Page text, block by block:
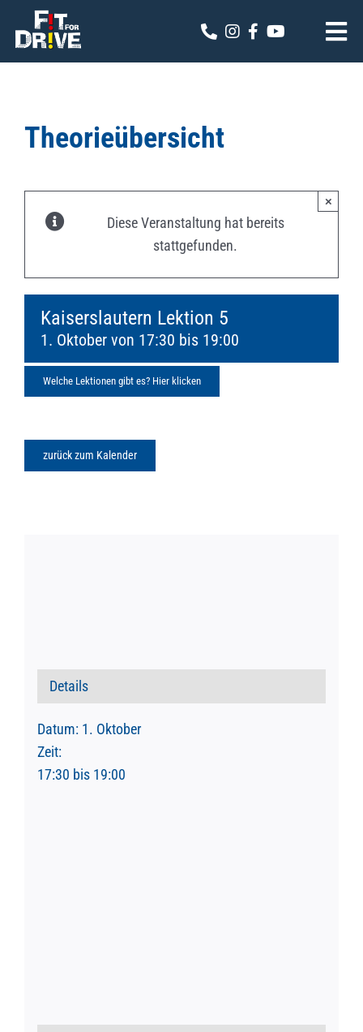
Inhalt
Theoriekalender
Theorieübersicht
Diese Veranstaltung hat bereits
stattgefunden.
×
Kaiserslautern Lektion 5
1. Oktober von 17:30 bis 19:00
Welche Lektionen gibt es? Hier klicken
zurück zum Kalender
Details
Datum: 1. Oktober
Zeit:
17:30 bis 19:00